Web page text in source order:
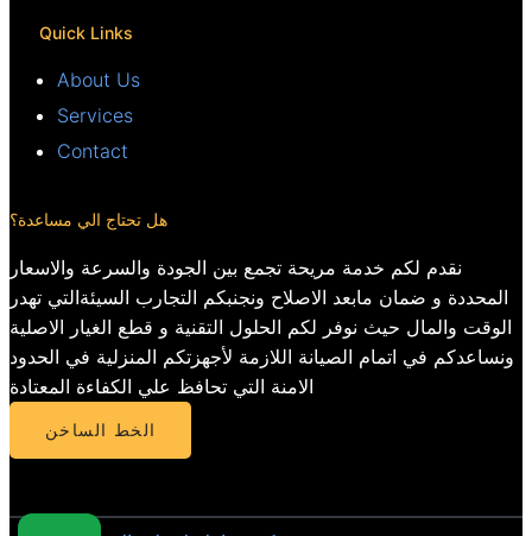
Quick Links
About Us
Services
Contact
هل تحتاج الي مساعدة؟
نقدم لكم خدمة مريحة تجمع بين الجودة والسرعة والاسعار
المحددة و ضمان مابعد الاصلاح ونجنبكم التجارب السيئةالتي تهدر
الوقت والمال حيث نوفر لكم الحلول التقنية و قطع الغيار الاصلية
ونساعدكم في اتمام الصيانة اللازمة لأجهزتكم المنزلية في الحدود
الامنة التي تحافظ علي الكفاءة المعتادة
الخط الساخن